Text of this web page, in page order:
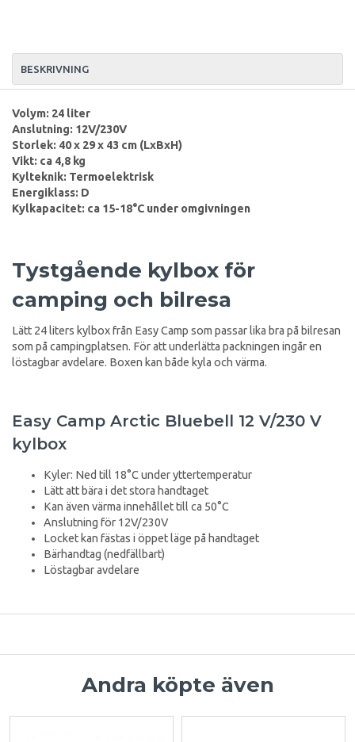
BESKRIVNING
Volym: 24 liter
Anslutning: 12V/230V
Storlek: 40 x 29 x 43 cm (LxBxH)
Vikt: ca 4,8 kg
Kylteknik: Termoelektrisk
Energiklass: D
Kylkapacitet: ca 15-18°C under omgivningen
Tystgående kylbox för
camping och bilresa
Lätt 24 liters kylbox från Easy Camp som passar lika bra på bilresan
som på campingplatsen. För att underlätta packningen ingår en
löstagbar avdelare. Boxen kan både kyla och värma.
Easy Camp Arctic Bluebell 12 V/230 V
kylbox
Kyler: Ned till 18°C under yttertemperatur
Lätt att bära i det stora handtaget
Kan även värma innehållet till ca 50°C
Anslutning för 12V/230V
Locket kan fästas i öppet läge på handtaget
Bärhandtag (nedfällbart)
Löstagbar avdelare
Andra köpte även